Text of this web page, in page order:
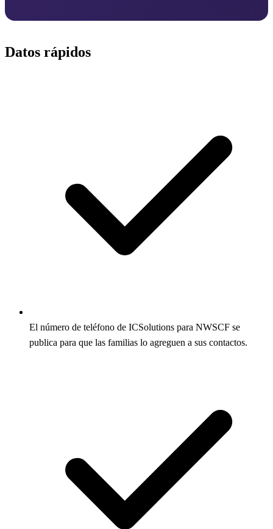
Datos rápidos
El número de teléfono de ICSolutions para NWSCF se
publica para que las familias lo agreguen a sus contactos.